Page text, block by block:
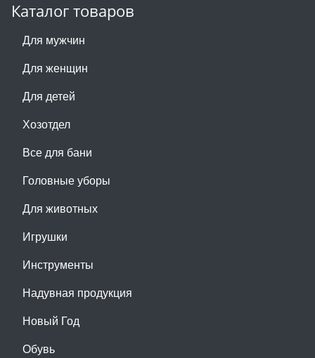
Каталог товаров
Для мужчин
Для женщин
Для детей
Хозотдел
Все для бани
Головные уборы
Для животных
Игрушки
Инструменты
Надувная продукция
Новый Год
Обувь